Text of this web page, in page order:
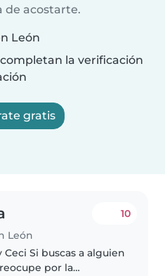
de acostarte.
León
la verificación
gratis
León
10
Ceci Si buscas a alguien
por la